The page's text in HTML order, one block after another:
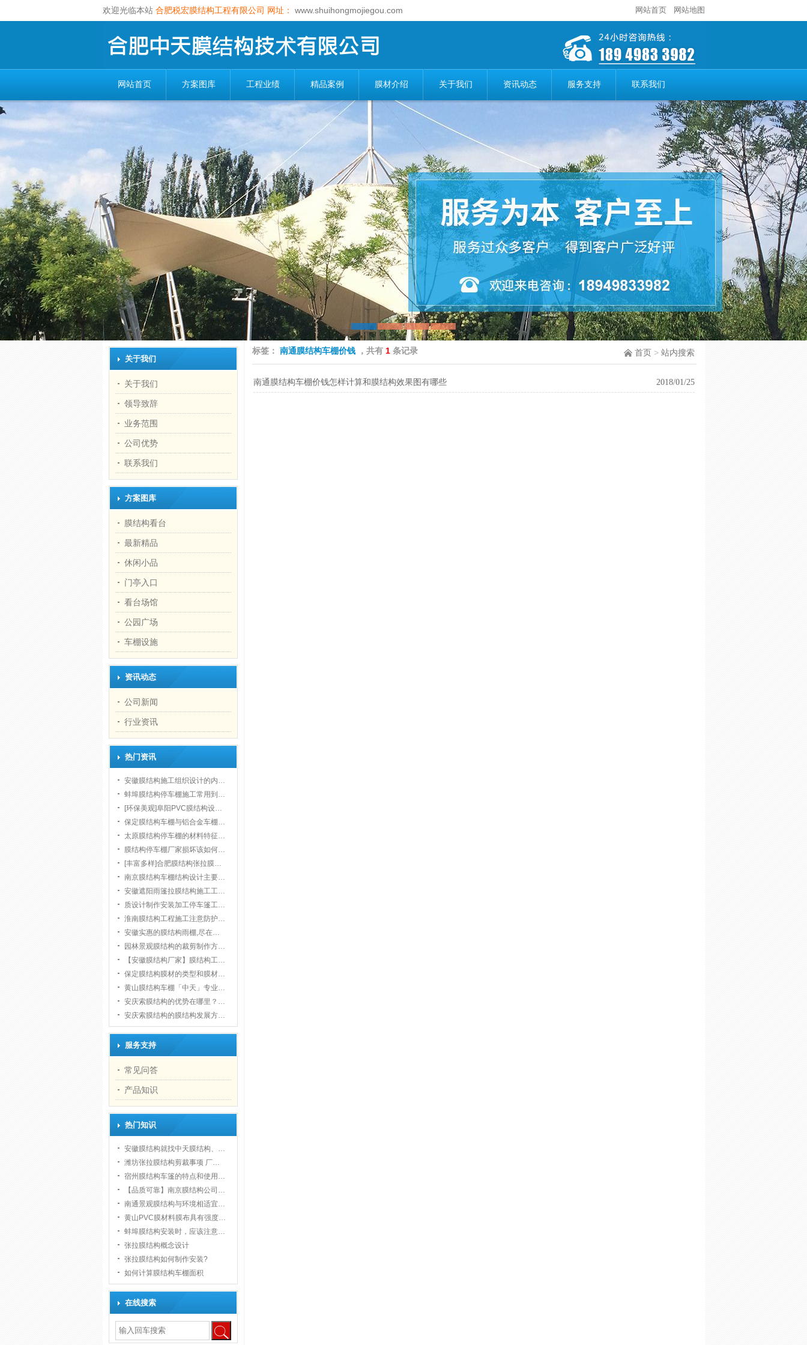
欢迎光临本站 合肥税宏膜结构工程有限公司 网址： www.shuihongmojiegou.com 网站首页 网站地图
网站首页 方案图库 工程业绩 精品案例 膜材介绍 关于我们 资讯动态 服务支持 联系我们
首页> 站内搜索
关于我们
关于我们
领导致辞
业务范围
公司优势
联系我们
方案图库
膜结构看台
最新精品
休闲小品
门亭入口
看台场馆
公园广场
车棚设施
资讯动态
公司新闻
行业资讯
热门资讯
安徽膜结构施工组织设计的内…
蚌埠膜结构停车棚施工常用到…
[环保美观]阜阳PVC膜结构设…
保定膜结构车棚与铝合金车棚…
太原膜结构停车棚的材料特征…
膜结构停车棚厂家损坏该如何…
[丰富多样]合肥膜结构张拉膜…
南京膜结构车棚结构设计主要…
安徽遮阳雨篷拉膜结构施工工…
质设计制作安装加工停车篷工…
淮南膜结构工程施工注意防护…
安徽实惠的膜结构雨棚,尽在…
园林景观膜结构的裁剪制作方…
【安徽膜结构厂家】膜结构工…
保定膜结构膜材的类型和膜材…
黄山膜结构车棚「中天」专业…
安庆索膜结构的优势在哪里？…
安庆索膜结构的膜结构发展方…
服务支持
常见问答
产品知识
热门知识
安徽膜结构就找中天膜结构、…
潍坊张拉膜结构剪裁事项 厂…
宿州膜结构车篷的特点和使用…
【品质可靠】南京膜结构公司…
南通景观膜结构与环境相适宜…
黄山PVC膜材料膜布具有强度…
蚌埠膜结构安装时，应该注意…
张拉膜结构概念设计
张拉膜结构如何制作安装?
如何计算膜结构车棚面积
在线搜索
标签： 南通膜结构车棚价钱，共有 1条记录
南通膜结构车棚价钱怎样计算和膜结构效果图有哪些 2018/01/25